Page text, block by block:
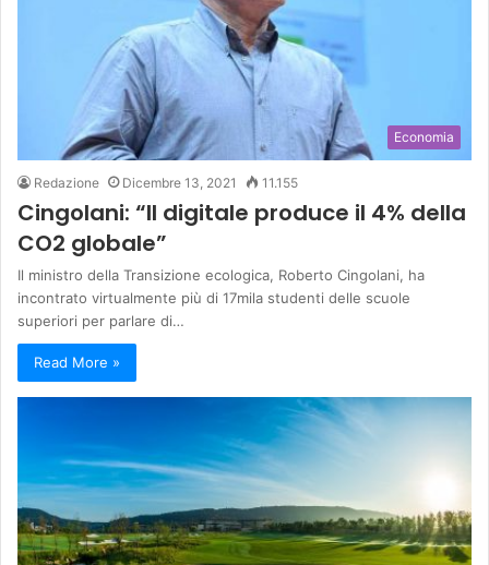
Economia
Redazione Dicembre 13, 2021 11.155
Cingolani: “Il digitale produce il 4% della
CO2 globale”
Il ministro della Transizione ecologica, Roberto Cingolani, ha
incontrato virtualmente più di 17mila studenti delle scuole
superiori per parlare di…
Read More »